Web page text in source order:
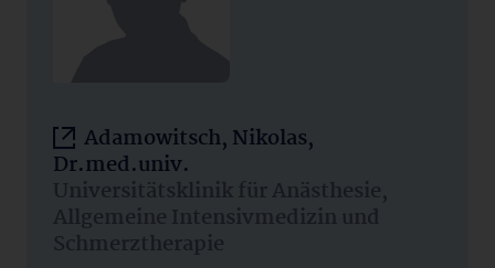
Adamowitsch, Nikolas,
Dr.med.univ.
Universitätsklinik für Anästhesie,
Allgemeine Intensivmedizin und
Schmerztherapie